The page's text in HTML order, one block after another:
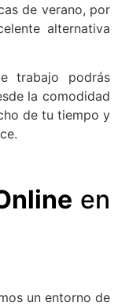
de verano, por
alternativa
trabajo podrás
la comodidad
de tu tiempo y
en
un entorno de